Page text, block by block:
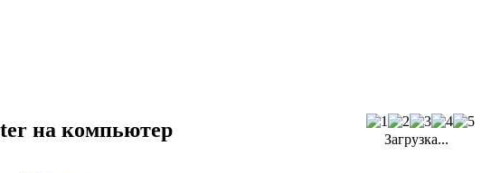
на компьютер Загрузка...